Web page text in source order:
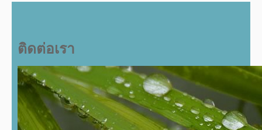
ติดต่อเรา